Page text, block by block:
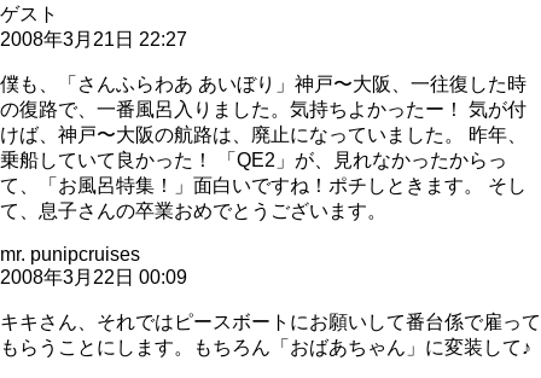
ゲスト
2008年3月21日 22:27
僕も、「さんふらわあ あいぼり」神戸〜大阪、一往復した時
の復路で、一番風呂入りました。気持ちよかったー！ 気が付
けば、神戸〜大阪の航路は、廃止になっていました。 昨年、
乗船していて良かった！ 「QE2」が、見れなかったからっ
て、「お風呂特集！」面白いですね！ポチしときます。 そし
て、息子さんの卒業おめでとうございます。
mr. punipcruises
2008年3月22日 00:09
キキさん、それではピースボートにお願いして番台係で雇って
もらうことにします。もちろん「おばあちゃん」に変装して♪